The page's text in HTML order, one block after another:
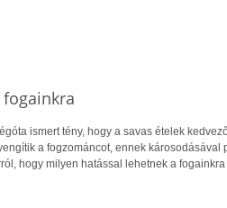
fogainkra
ismert tény, hogy a savas ételek
a fogzománcot, ennek
hogy milyen hatással lehetnek a